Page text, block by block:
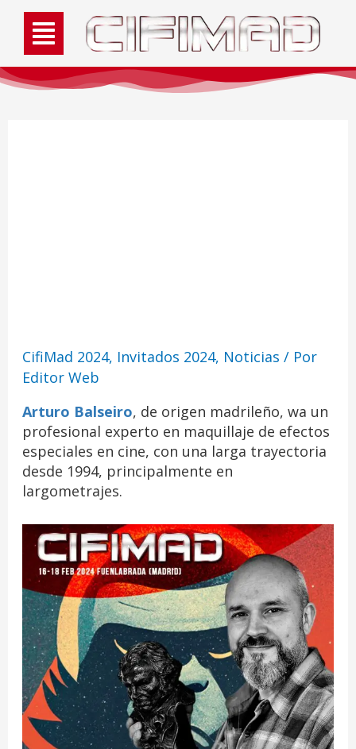
CifiMad 2024, Invitados 2024, Noticias / Por
Editor Web
Arturo Balseiro, de origen madrileño, wa un
profesional experto en maquillaje de efectos
especiales en cine, con una larga trayectoria
desde 1994, principalmente en
largometrajes.